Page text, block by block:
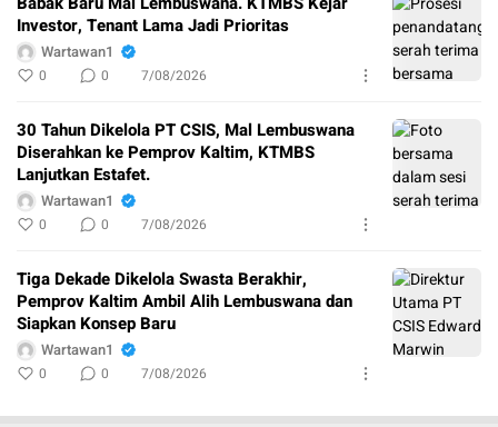
Investor, Tenant Lama Jadi Prioritas
Wartawan1
0 0 7/08/2026
30 Tahun Dikelola PT CSIS, Mal Lembuswana
Diserahkan ke Pemprov Kaltim, KTMBS
Lanjutkan Estafet.
Wartawan1
0 0 7/08/2026
Tiga Dekade Dikelola Swasta Berakhir,
Pemprov Kaltim Ambil Alih Lembuswana dan
Siapkan Konsep Baru
Wartawan1
0 0 7/08/2026